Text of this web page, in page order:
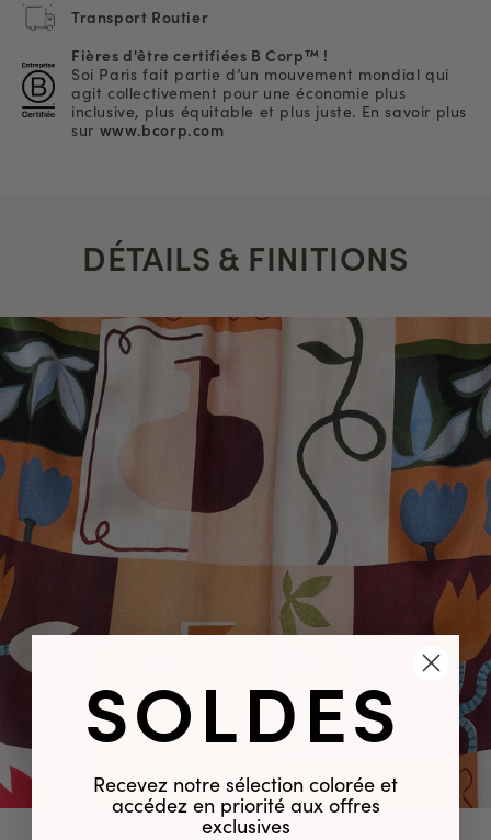
Transport Routier
Fières d'être certifiées B Corp™ !
Soi Paris fait partie d’un mouvement mondial qui
agit collectivement pour une économie plus
inclusive, plus équitable et plus juste. En savoir plus
sur www.bcorp.com
DÉTAILS & FINITIONS
SOLDES
Recevez notre sélection colorée et
accédez en priorité aux offres
exclusives